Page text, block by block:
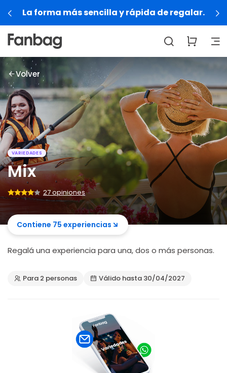
de regalar. Regalá experiencias que
Volver
VARIEDADES
Mix
27 opiniones
Contiene 75 experiencias
Regalá una experiencia para una, dos o más personas.
Para 2 personas Válido hasta 30/04/2027